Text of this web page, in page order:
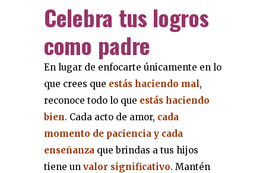
Celebra tus logros
como padre
En lugar de enfocarte únicamente en lo
que crees que estás haciendo mal,
reconoce todo lo que estás haciendo
bien. Cada acto de amor, cada
momento de paciencia y cada
enseñanza que brindas a tus hijos
tiene un valor significativo. Mantén